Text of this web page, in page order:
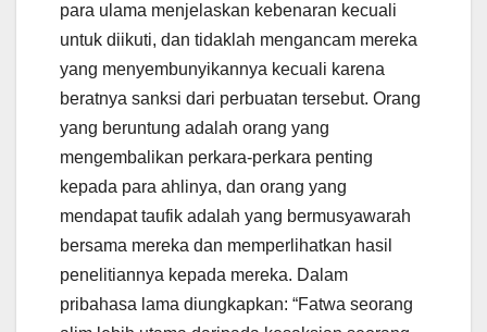
para ulama menjelaskan kebenaran kecuali
untuk diikuti, dan tidaklah mengancam mereka
yang menyembunyikannya kecuali karena
beratnya sanksi dari perbuatan tersebut. Orang
yang beruntung adalah orang yang
mengembalikan perkara-perkara penting
kepada para ahlinya, dan orang yang
mendapat taufik adalah yang bermusyawarah
bersama mereka dan memperlihatkan hasil
penelitiannya kepada mereka. Dalam
pribahasa lama diungkapkan: “Fatwa seorang